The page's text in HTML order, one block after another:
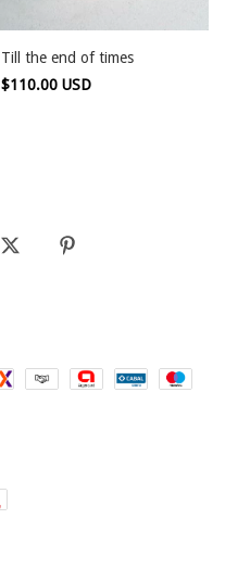
Till the end of times
$110.00 USD